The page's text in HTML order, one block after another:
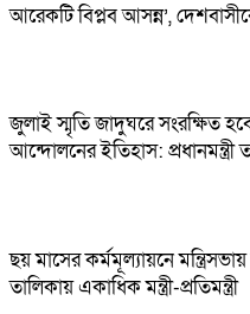
আরেকটি বিপ্লব আসন্ন’,
জুলাই স্মৃতি জাদুঘরে সংরক্ষিত
আন্দোলনের ইতিহাস: প্রধানমন্ত্রী
ছয় মাসের কর্মমূল্যায়নে
তালিকায় একাধিক মন্ত্রী-প্রতিমন্ত্রী